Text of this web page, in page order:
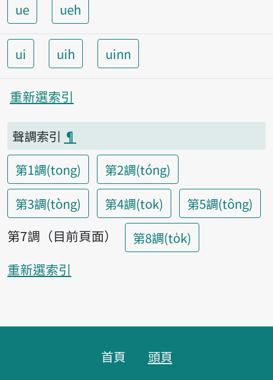
ue ueh
ui uih uinn
重新選索引
聲調索引 ¶
第1調(tong)
第2調(tóng)
第3調(tòng)
第4調(tok)
第5調(tông)
第7調（目前頁面）
第8調(to̍k)
重新選索引
首頁 頭頁